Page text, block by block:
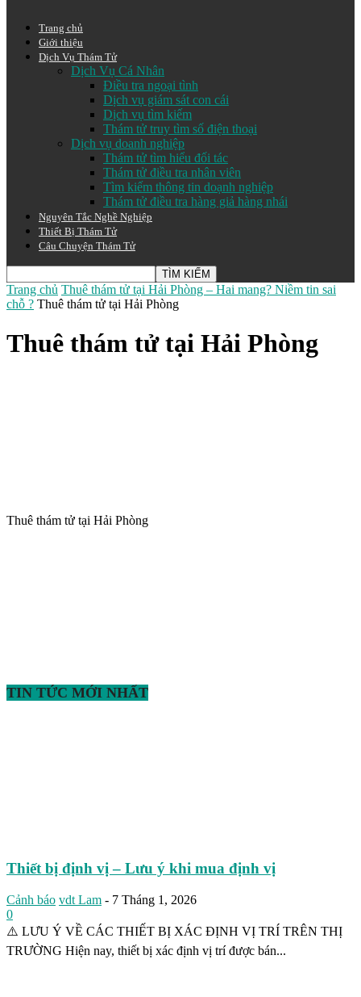
Trang chủ
Giới thiệu
Dịch Vụ Thám Tử
Dịch Vụ Cá Nhân
Điều tra ngoại tình
Dịch vụ giám sát con cái
Dịch vụ tìm kiếm
Thám tử truy tìm số điện thoại
Dịch vụ doanh nghiệp
Thám tử tìm hiểu đối tác
Thám tử điều tra nhân viên
Tìm kiếm thông tin doạnh nghiệp
Thám tử điều tra hàng giả hàng nhái
Nguyên Tắc Nghề Nghiệp
Thiết Bị Thám Tử
Câu Chuyện Thám Tử
Trang chủ Thuê thám tử tại Hải Phòng – Hai mang? Niềm tin sai
chỗ ? Thuê thám tử tại Hải Phòng
Thuê thám tử tại Hải Phòng
Thuê thám tử tại Hải Phòng
TIN TỨC MỚI NHẤT
Thiết bị định vị – Lưu ý khi mua định vị
Cảnh báo vdt Lam - 7 Tháng 1, 2026
0
⚠️ LƯU Ý VỀ CÁC THIẾT BỊ XÁC ĐỊNH VỊ TRÍ TRÊN THỊ
TRƯỜNG Hiện nay, thiết bị xác định vị trí được bán...